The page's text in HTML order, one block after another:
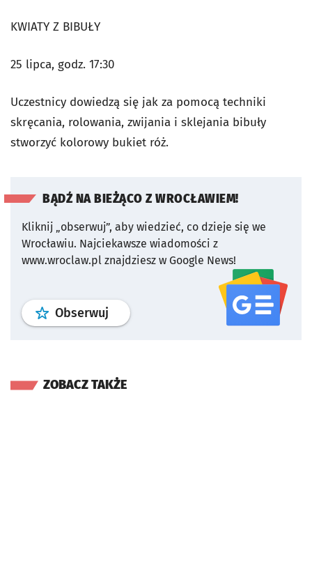
KWIATY Z BIBUŁY
25 lipca, godz. 17:30
Uczestnicy dowiedzą się jak za pomocą techniki
skręcania, rolowania, zwijania i sklejania bibuły
stworzyć kolorowy bukiet róż.
BĄDŹ NA BIEŻĄCO Z WROCŁAWIEM!
Kliknij „obserwuj”, aby wiedzieć, co dzieje się we
Wrocławiu. Najciekawsze wiadomości z
www.wroclaw.pl znajdziesz w Google News!
Obserwuj profil serwisu
ZOBACZ TAKŻE